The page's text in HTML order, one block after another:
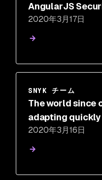
AngularJS
2020年3月17日
SNYK チーム
The world since
adapting
environment
2020年3月16日